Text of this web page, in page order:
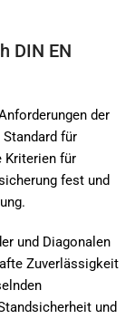
DIN EN
der
für
Kriterien für
fest und
und Diagonalen
Zuverlässigkeit
und